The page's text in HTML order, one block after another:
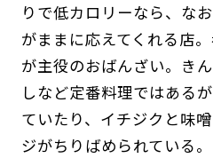
りで低カロリーなら、
がままに応えてくれる店
が主役のおばんざい。き
しなど定番料理ではある
ていたり、イチジクと味
ジがちりばめられている